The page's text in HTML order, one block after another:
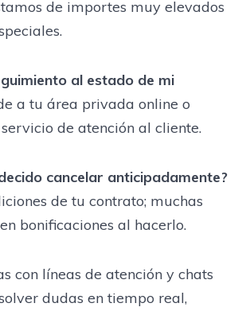
de importes muy elevados
al estado de mi
a tu área privada online o
de atención al cliente.
cancelar anticipadamente?
de tu contrato; muchas
bonificaciones al hacerlo.
con líneas de atención y chats
dudas en tiempo real,